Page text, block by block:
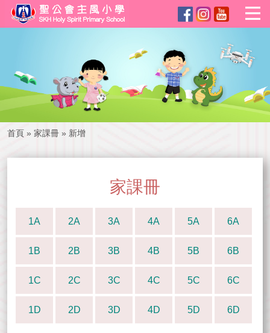
首頁 » 家課冊 » 新增
家課冊
1A 2A 3A 4A 5A 6A
1B 2B 3B 4B 5B 6B
1C 2C 3C 4C 5C 6C
1D 2D 3D 4D 5D 6D